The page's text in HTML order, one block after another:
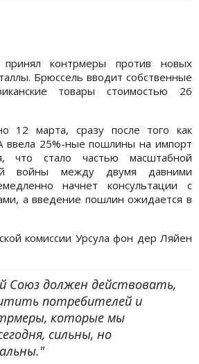
принял контрмеры против новых
Брюссель вводит собственные
товары стоимостью 26
12 марта, сразу после того как
25%-ные пошлины на импорт
что стало частью масштабной
войны между двумя давними
начнет консультации с
а введение пошлин ожидается в
комиссии Урсула фон дер Ляйен
Союз должен действовать,
потребителей и
которые мы
сильны, но